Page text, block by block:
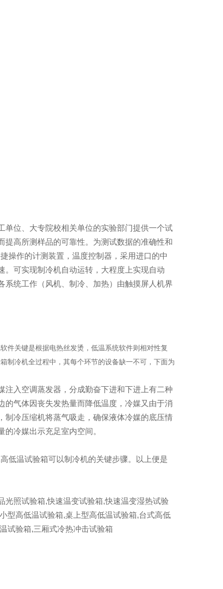
单位、大专院校相关单位的实验部门提供一个试
高所测样品的可靠性。为测试数据的准确性和
操作的计测装置，温度控制器，采用进口的中
可实现制冷机自动运转，大程度上实现自动
统工作（风机、制冷、加热）由触摸屏人机界
件关键是根据电热丝发烫，低温系统软件则相对性复
制冷机全过程中，其每个环节的设备缺一不可，下面为
入空调蒸发器，分成勤奋下进和下进上有二种
气体因丧失发热量而降低温度，冷媒又由于消
制冷压缩机将蒸气吸走，确保液体冷媒的底压情
冷媒出示充足室内空间。
温试验箱可以制冷机的关键步骤。以上便是
照试验箱,快速温变试验箱,快速温变湿热试验
型高低温试验箱,桌上型高低温试验箱,台式高低
试验箱,三厢式冷热冲击试验箱